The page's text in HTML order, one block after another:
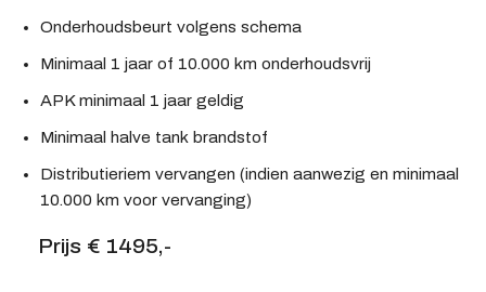
Onderhoudsbeurt volgens schema
Minimaal 1 jaar of 10.000 km onderhoudsvrij
APK minimaal 1 jaar geldig
Minimaal halve tank brandstof
Distributieriem vervangen (indien aanwezig en minimaal
10.000 km voor vervanging)
Prijs € 1495,-